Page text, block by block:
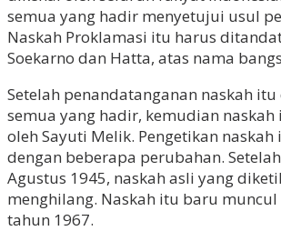
semua yang hadir menyetujui usul
Naskah Proklamasi itu harus
Soekarno dan Hatta, atas nama
Setelah penandatanganan naskah
semua yang hadir, kemudian
oleh Sayuti Melik. Pengetikan
dengan beberapa perubahan.
Agustus 1945, naskah asli yang
menghilang. Naskah itu baru
tahun 1967.